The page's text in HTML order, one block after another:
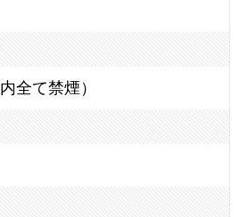
全て禁煙）